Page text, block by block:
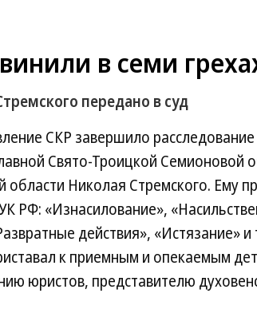
в семи
передано в суд
СКР завершило
Свято-Троицкой Семионовой
области Николая Стремского. Ему
РФ: «Изнасилование»,
действия», «Истязание» и
к приемным и опекаемым
юристов, представителю